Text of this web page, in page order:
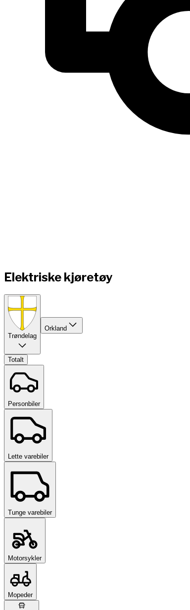
Elektriske kjøretøy
Trøndelag
Orkland
Totalt
Personbiler
Lette varebiler
Tunge varebiler
Motorsykler
Mopeder